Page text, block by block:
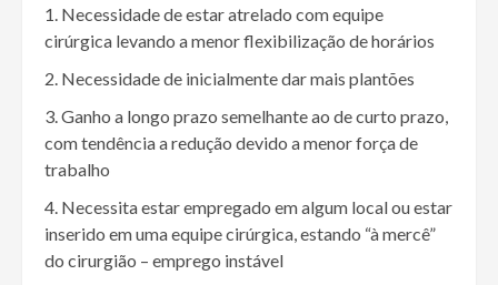
Necessidade de estar atrelado com equipe
cirúrgica levando a menor flexibilização de horários
Necessidade de inicialmente dar mais plantões
Ganho a longo prazo semelhante ao de curto prazo,
com tendência a redução devido a menor força de
trabalho
Necessita estar empregado em algum local ou estar
inserido em uma equipe cirúrgica, estando “à mercê”
do cirurgião – emprego instável